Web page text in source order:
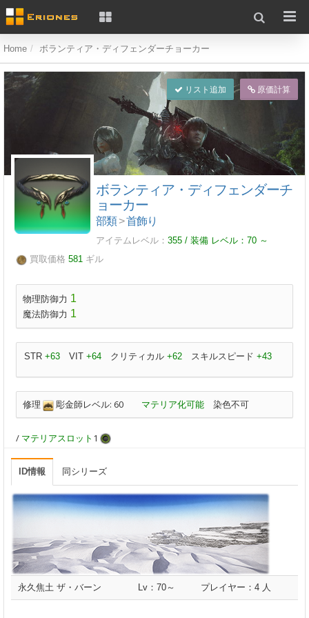
Home ボランティア・ディフェンダーチョーカー
リスト追加 原価計算
ボランティア・ディフェンダーチ
ョーカー
部類>首飾り
アイテムレベル： 355 / 装備 レベル： 70 ～
買取価格 581 ギル
物理防御力 1
魔法防御力 1
STR +63 VIT +64 クリティカル +62 スキルスピード +43
修理 彫金師レベル: 60 マテリア化可能 染色不可
/ マテリアスロット 1
ID情報 同シリーズ
永久焦土 ザ・バーン Lv：70～ プレイヤー：4 人